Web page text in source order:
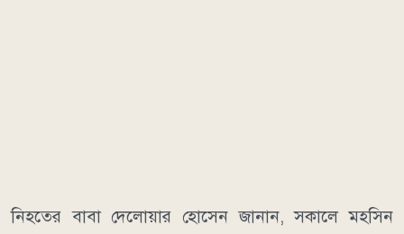
নিহতের বাবা দেলোয়ার হোসেন জানান, সকালে মহসিন